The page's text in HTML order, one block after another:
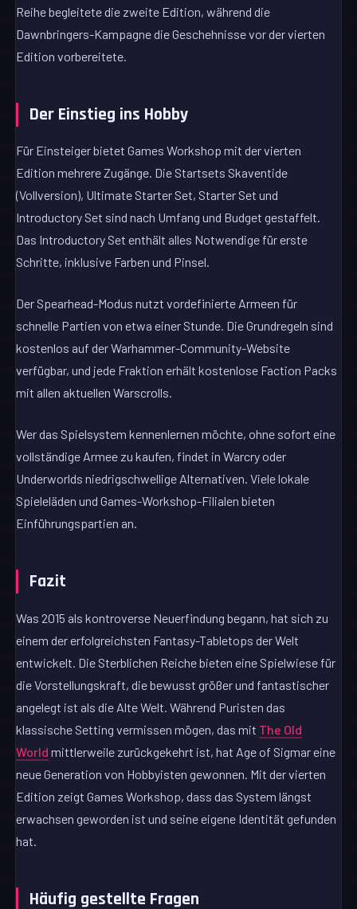
Reihe begleitete die zweite Edition, während die
Dawnbringers-Kampagne die Geschehnisse vor der vierten
Edition vorbereitete.
Der Einstieg ins Hobby
Für Einsteiger bietet Games Workshop mit der vierten
Edition mehrere Zugänge. Die Startsets Skaventide
(Vollversion), Ultimate Starter Set, Starter Set und
Introductory Set sind nach Umfang und Budget gestaffelt.
Das Introductory Set enthält alles Notwendige für erste
Schritte, inklusive Farben und Pinsel.
Der Spearhead-Modus nutzt vordefinierte Armeen für
schnelle Partien von etwa einer Stunde. Die Grundregeln sind
kostenlos auf der Warhammer-Community-Website
verfügbar, und jede Fraktion erhält kostenlose Faction Packs
mit allen aktuellen Warscrolls.
Wer das Spielsystem kennenlernen möchte, ohne sofort eine
vollständige Armee zu kaufen, findet in Warcry oder
Underworlds niedrigschwellige Alternativen. Viele lokale
Spieleläden und Games-Workshop-Filialen bieten
Einführungspartien an.
Fazit
Was 2015 als kontroverse Neuerfindung begann, hat sich zu
einem der erfolgreichsten Fantasy-Tabletops der Welt
entwickelt. Die Sterblichen Reiche bieten eine Spielwiese für
die Vorstellungskraft, die bewusst größer und fantastischer
angelegt ist als die Alte Welt. Während Puristen das
klassische Setting vermissen mögen, das mit The Old
World mittlerweile zurückgekehrt ist, hat Age of Sigmar eine
neue Generation von Hobbyisten gewonnen. Mit der vierten
Edition zeigt Games Workshop, dass das System längst
erwachsen geworden ist und seine eigene Identität gefunden
hat.
Häufig gestellte Fragen